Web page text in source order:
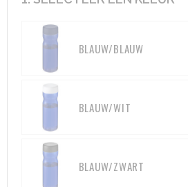
Aktetassen
Goodiebags
Golftassen
Autotassen
Hygiëne en Persoonlijke verzorging
Gehoorbescherming
BLAUW/BLAUW
BLAUW/WIT
BLAUW/ZWART